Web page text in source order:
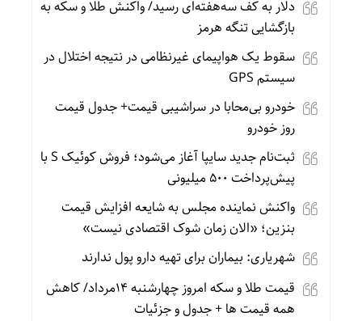
دلار به کف سه‌هفته‌ای رسید/ واکنش طلا و سکه به
بازگشایی تنگه هرمز
سقوط یک هواپیمای غیرنظامی در نتیجه اختلال در
سیستم‌ GPS
خودرو بی‌محابا در سراشیبی قیمت+ جدول قیمت
روز خودرو
ثبت‌نام جدید سایپا آغاز می‌شود؛ فروش کوئیک S با
پیش‌پرداخت ۵۰۰ میلیونی
واکنش نماینده مجلس به شایعه افزایش قیمت
بنزین؛ «الان زمان شوک اقتصادی نیست»
شهریاری: بیماران برای تهیه دارو پول ندارند
قیمت طلا و سکه امروز چهارشنبه 14مرداد/ کاهش
همه قیمت ها + جدول و جزئیات